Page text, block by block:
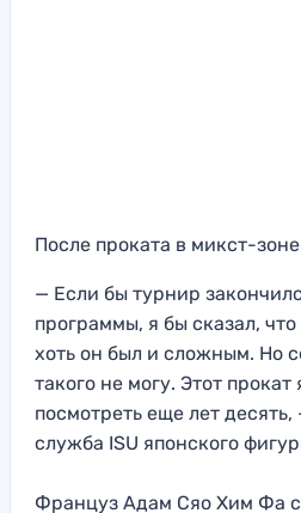
После проката в микст-
— Если бы турнир
программы, я бы сказал,
хоть он был и сложным. Но
такого не могу. Этот прокат
посмотреть еще лет
служба ISU японского
Француз Адам Сяо Хим Фа